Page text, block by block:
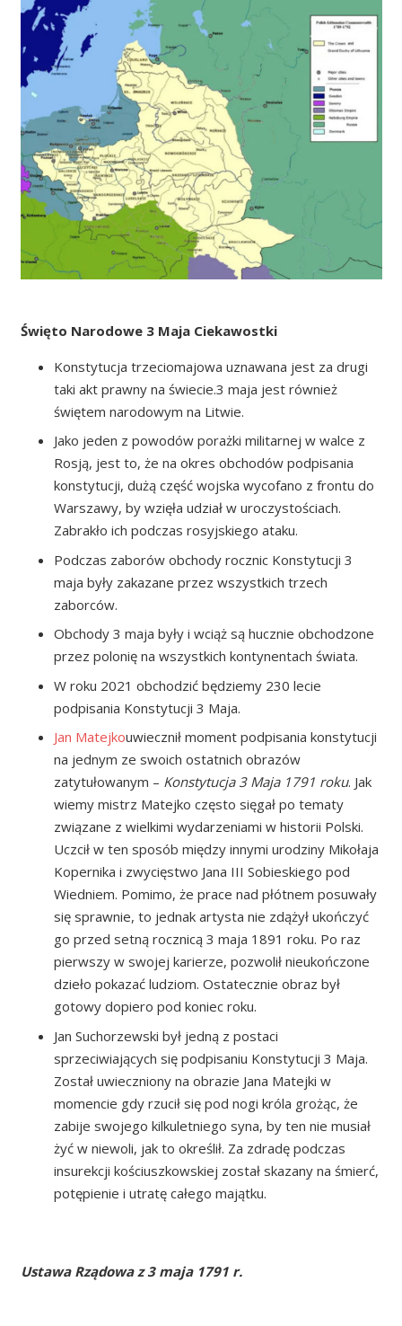
Święto Narodowe 3 Maja Ciekawostki
Konstytucja trzeciomajowa uznawana jest za drugi
taki akt prawny na świecie.3 maja jest również
świętem narodowym na Litwie.
Jako jeden z powodów porażki militarnej w walce z
Rosją, jest to, że na okres obchodów podpisania
konstytucji, dużą część wojska wycofano z frontu do
Warszawy, by wzięła udział w uroczystościach.
Zabrakło ich podczas rosyjskiego ataku.
Podczas zaborów obchody rocznic Konstytucji 3
maja były zakazane przez wszystkich trzech
zaborców.
Obchody 3 maja były i wciąż są hucznie obchodzone
przez polonię na wszystkich kontynentach świata.
W roku 2021 obchodzić będziemy 230 lecie
podpisania Konstytucji 3 Maja.
Jan Matejkouwiecznił moment podpisania konstytucji
na jednym ze swoich ostatnich obrazów
zatytułowanym – Konstytucja 3 Maja 1791 roku. Jak
wiemy mistrz Matejko często sięgał po tematy
związane z wielkimi wydarzeniami w historii Polski.
Uczcił w ten sposób między innymi urodziny Mikołaja
Kopernika i zwycięstwo Jana III Sobieskiego pod
Wiedniem. Pomimo, że prace nad płótnem posuwały
się sprawnie, to jednak artysta nie zdążył ukończyć
go przed setną rocznicą 3 maja 1891 roku. Po raz
pierwszy w swojej karierze, pozwolił nieukończone
dzieło pokazać ludziom. Ostatecznie obraz był
gotowy dopiero pod koniec roku.
Jan Suchorzewski był jedną z postaci
sprzeciwiających się podpisaniu Konstytucji 3 Maja.
Został uwieczniony na obrazie Jana Matejki w
momencie gdy rzucił się pod nogi króla grożąc, że
zabije swojego kilkuletniego syna, by ten nie musiał
żyć w niewoli, jak to określił. Za zdradę podczas
insurekcji kościuszkowskiej został skazany na śmierć,
potępienie i utratę całego majątku.
Ustawa Rządowa z 3 maja 1791 r.